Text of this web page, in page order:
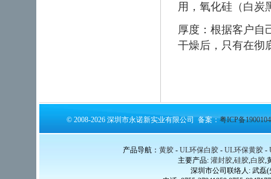
用，氧化硅（白炭
厚度：根据客户自
干燥后，只有在彻
© 2008-2026 深圳市永诺新实业有限公司 备案：粤ICP备
产品导航： 黄胶- UL环保白胶- UL环保黄胶-
主要产品: 灌封胶,硅胶,白胶,
深圳市公司联络人: 武磊(